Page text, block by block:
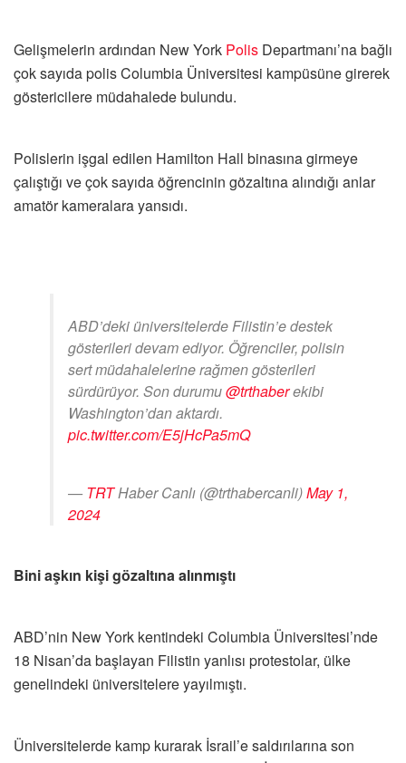
Gelişmelerin ardından New York Polis Departmanı’na bağlı
çok sayıda polis Columbia Üniversitesi kampüsüne girerek
göstericilere müdahalede bulundu.
Polislerin işgal edilen Hamilton Hall binasına girmeye
çalıştığı ve çok sayıda öğrencinin gözaltına alındığı anlar
amatör kameralara yansıdı.
ABD’deki üniversitelerde Filistin’e destek
gösterileri devam ediyor. Öğrenciler, polisin
sert müdahalelerine rağmen gösterileri
sürdürüyor. Son durumu@trthaberekibi
Washington’dan aktardı.
pic.twitter.com/E5jHcPa5mQ
— TRTHaber Canlı (@trthabercanli)May 1,
2024
Bini aşkın kişi gözaltına alınmıştı
ABD’nin New York kentindeki Columbia Üniversitesi’nde
18 Nisan’da başlayan Filistin yanlısı protestolar, ülke
genelindeki üniversitelere yayılmıştı.
Üniversitelerde kamp kurarak İsrail’e saldırılarına son